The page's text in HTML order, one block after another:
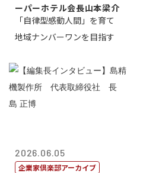
ーパーホテル会長山本梁介
「自律型感動人間」を育て
地域ナンバーワンを目指す
2026.06.05
企業家倶楽部アーカイブ